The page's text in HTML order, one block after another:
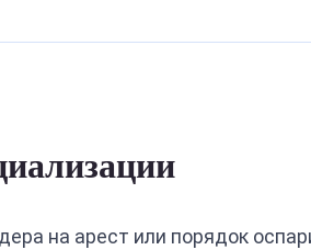
на арест или порядок